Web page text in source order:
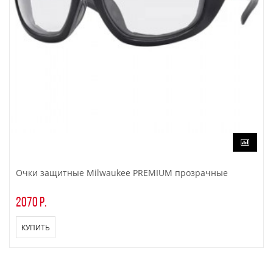
Очки защитные Milwaukee PREMIUM прозрачные
2070 р.
КУПИТЬ